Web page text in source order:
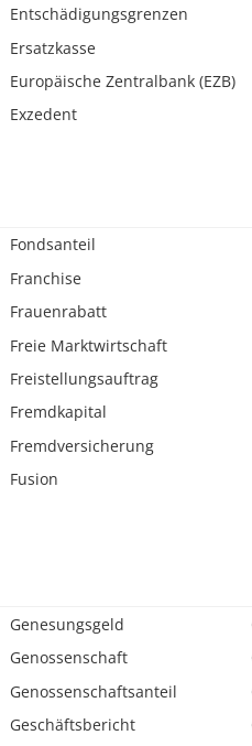
Entschädigungsgrenzen
Ersatzkasse
Europäische Zentralbank (EZB)
Exzedent
Fondsanteil
Franchise
Frauenrabatt
Freie Marktwirtschaft
Freistellungsauftrag
Fremdkapital
Fremdversicherung
Fusion
Genesungsgeld
Genossenschaft
Genossenschaftsanteil
Geschäftsbericht